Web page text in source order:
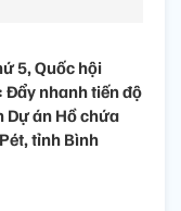
5, Quốc hội
Đẩy nhanh tiến độ
Dự án Hồ chứa
tỉnh Bình